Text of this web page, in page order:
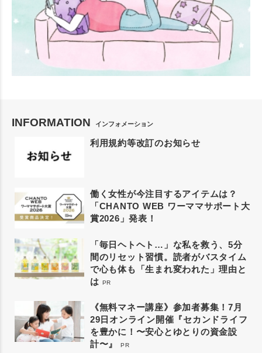
INFORMATION インフォメーション
利用規約等改訂のお知らせ
働く女性が今注目するアイテムは？
「CHANTO WEB ワーママサポート大
賞2026」発表！
「毎日ヘトヘト…」な私を救う、5分
間のリセット習慣。読者がバスタイム
で心も体も「生まれ変われた」理由と
は PR
《無料マネー講座》参加者募集！7月
29日オンライン開催『セカンドライフ
を豊かに！〜安心とゆとりの資金設
計〜』
PR